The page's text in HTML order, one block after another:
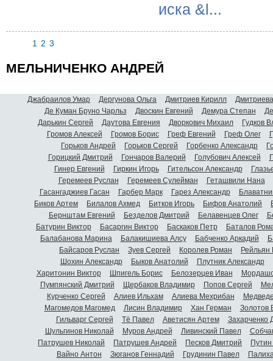
иска &l...
1 2 3
МЕЛЬНИЧЕНКО АНДРЕЙ
Джабраилов Умар Дергунова Ольга Дмитриев Кирилл
Де Куман Бруно Чарльз
Двоскин Евгений Демура Степан
Дарькин Сергей
Даутова Евгения Дворкович Михаил
Гудков
Громов Алексей
Громов Борис Греф Евгений Греф Олег
Горьков Андрей
Горьков Сергей Горбенко Александр
Горицкий Дмитрий
Гончаров Валерий Голубович Алексей
Гинер Евгений
Гиркин Игорь Гительсон Александр
Геремеев Руслан
Геремеев Сулейман
Геташвили Нана
Гасангаджиев Гасан
Гарбер Марк Гарез Александр
Биков Артем
Билалов Ахмед Битков Игорь Бифов Анатолий
Бернштам Евгений
Безделов Дмитрий Белавенцев Олег
Батурин Виктор
Басаргин Виктор Баскаков Петр
Баталов
Балабанова Марина
Балакишиева Алсу Бабченко Аркадий
Байсаров Руслан
Зуев Сергей Королев Роман
Шохин Александр
Быков Анатолий Плутник Александр
Харитонин Виктор
Шпигель Борис Белозерцев Иван
Пумпянский Дмитрий
Щербаков Владимир Попов Сергей
Курченко Сергей
Алиев Ильхам Алиева Мехрибан
Магомедов Магомед
Лисин Владимир Хан Герман
Золотов
Гильварг Сергей
Тё Павел Аветисян Артем
Захарченко
Шульгинов Николай
Муров Андрей Ливинский Павел
Патрушев Николай
Патрушев Андрей Песков Дмитрий
Вайно Антон
Зюганов Геннадий Грудинин Павел